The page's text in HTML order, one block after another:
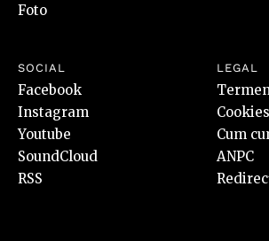
Foto
SOCIAL
Facebook
Instagram
Youtube
SoundCloud
RSS
LEGAL
Cookies
Cum
ANPC